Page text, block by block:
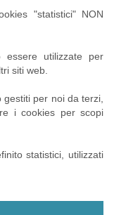
"statistici" NON
essere utilizzate per
siti web.
per noi da terzi,
i cookies per scopi
statistici, utilizzati